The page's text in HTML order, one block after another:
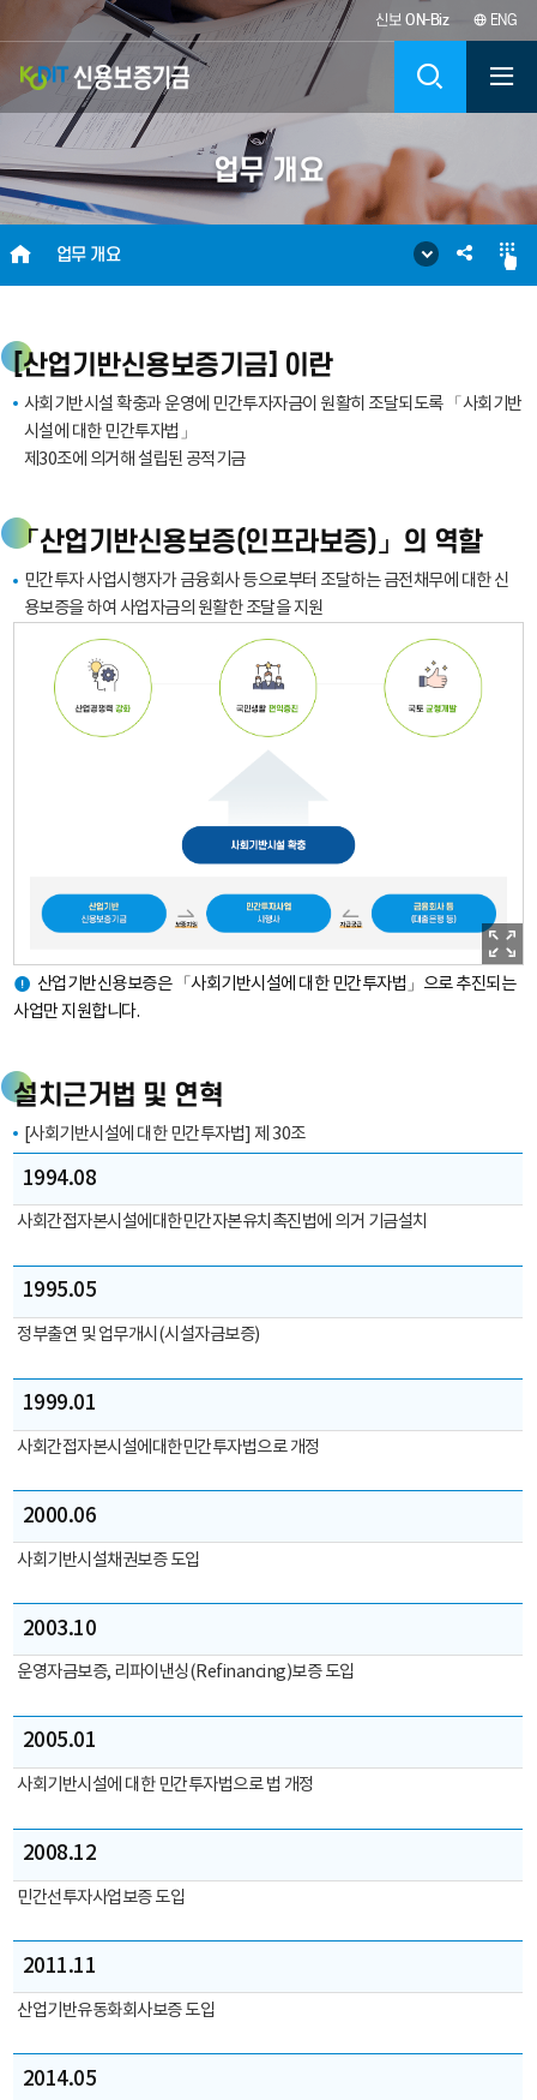
신보 ON-Biz ENG
KODIT
신
용
보
증
기
금
KOREA
CREDIT
GUARANTEE
FUND
색
업무 개요
HOME
업무 개요
SNS
[산업기반신용보증기금] 이란
사회기반시설 확충과 운영에 민간투자자금이 원활히 조달되도록 「사회기반
시설에 대한 민간투자법」
제30조에 의거해 설립된 공적기금
「산업기반신용보증(인프라보증)」의 역할
민간투자 사업시행자가 금융회사 등으로부터 조달하는 금전채무에 대한 신
용보증을 하여 사업자금의 원활한 조달을 지원
산
업
신
보
증
구
조
역
균
있
국
개
국
생
활
편
진
국
경
제
발
사
회
기
시
설
산업기반신용보증은 「사회기반시설에 대한 민간투자법」으로 추진되는
사업만 지원합니다.
설치근거법 및 연혁
[사회기반시설에 대한 민간투자법] 제 30조
산업기반
1994.08
사회간접자본시설에대한민간자본유치촉진법에 의거 기금설치
1995.05
정부출연 및 업무개시(시설자금보증)
1999.01
사회간접자본시설에대한민간투자법으로 개정
2000.06
사회기반시설채권보증 도입
2003.10
운영자금보증, 리파이낸싱(Refinancing)보증 도입
2005.01
사회기반시설에 대한 민간투자법으로 법 개정
2008.12
민간선투자사업보증 도입
2011.11
산업기반유동화회사보증 도입
2014.05